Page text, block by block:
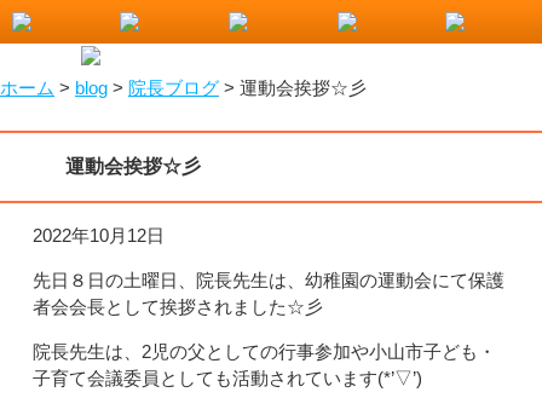
小山市で整骨院をお探しなら！わたなべ整骨院
ホーム > blog > 院長ブログ > 運動会挨拶☆彡
運動会挨拶☆彡
2022年10月12日
先日８日の土曜日、院長先生は、幼稚園の運動会にて保護
者会会長として挨拶されました☆彡
院長先生は、2児の父としての行事参加や小山市子ども・
子育て会議委員としても活動されています(*’▽’)